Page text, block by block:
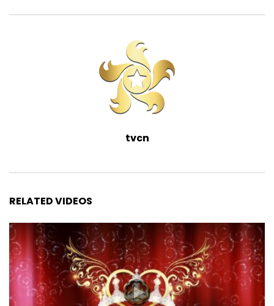
tvcn
RELATED VIDEOS